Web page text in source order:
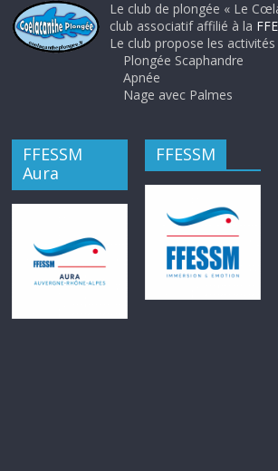
Le club de plongée « Le
club associatif affilié à la
Le club propose les activités
Plongée Scaphandre
Apnée
Nage avec Palmes
FFESSM
Aura
FFESSM